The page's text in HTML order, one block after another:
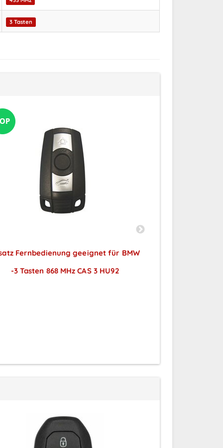
3 Tasten
Fernbedienung geeignet für BMW
-3 Tasten 868 MHz CAS 3 HU92